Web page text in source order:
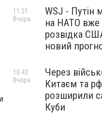
WSJ - Путін
на НАТО вже
розвідка
новий
11:31
Вчора
Через
Китаєм та
розширили
Куби
10:43
Вчора